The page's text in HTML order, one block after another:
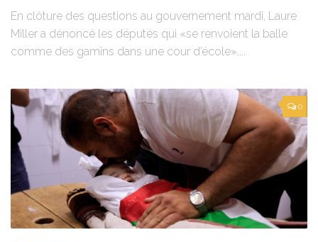
En clôture des questions au gouvernement mardi, Laure
Miller a dénoncé les députés qui «se renvoient la balle
comme des gamins dans une cour d’école»,...
0